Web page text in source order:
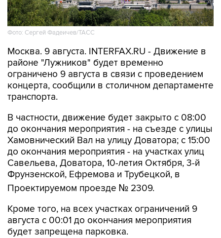
Фото: Сергей Фадеичев/ТАСС
Москва. 9 августа. INTERFAX.RU - Движение в
районе "Лужников" будет временно
ограничено 9 августа в связи с проведением
концерта, сообщили в столичном департаменте
транспорта.
В частности, движение будет закрыто с 08:00
до окончания мероприятия - на съезде с улицы
Хамовнический Вал на улицу Доватора; с 15:00
до окончания мероприятия - на участках улиц
Савельева, Доватора, 10-летия Октября, 3-й
Фрунзенской, Ефремова и Трубецкой, в
Проектируемом проезде № 2309.
Кроме того, на всех участках ограничений 9
августа с 00:01 до окончания мероприятия
будет запрещена парковка.